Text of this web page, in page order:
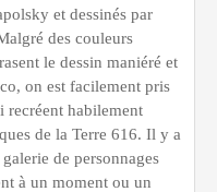
et dessinés par
des couleurs
le dessin maniéré et
on est facilement pris
recréent habilement
de la Terre 616. Il y a
de personnages
à un moment ou un